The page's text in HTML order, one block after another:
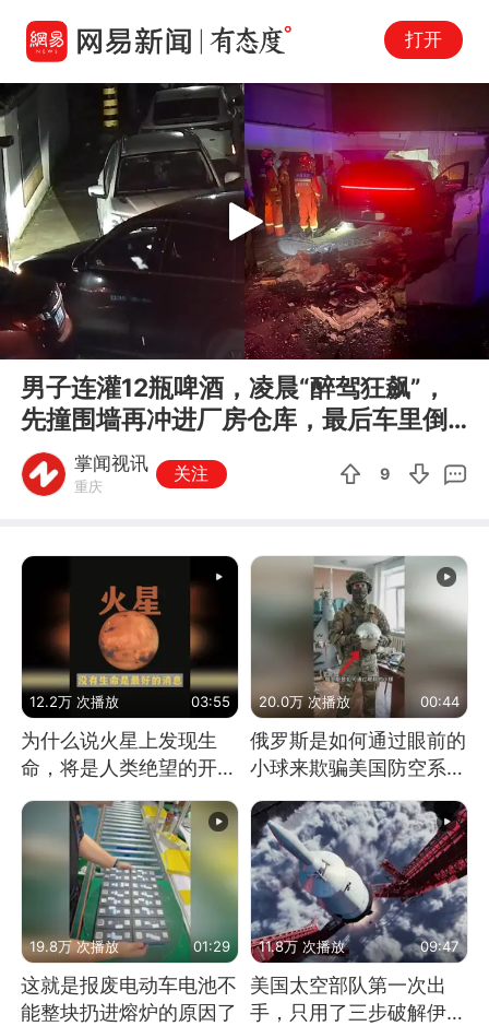
打开
00:00 00:42
Play
男子连灌12瓶啤酒，凌晨“醉驾狂飙”，
先撞围墙再冲进厂房仓库，最后车里倒
头就睡掌闻视讯
重庆
关注 9
12.2万 次播放 03:55
为什么说火星上发现生
命，将是人类绝望的开
始？
20.0万 次播放 00:44
俄罗斯是如何通过眼前的
小球来欺骗美国防空系统
的
19.8万 次播放 01:29
这就是报废电动车电池不
能整块扔进熔炉的原因了
11.8万 次播放 09:47
美国太空部队第一次出
手，只用了三步破解伊朗